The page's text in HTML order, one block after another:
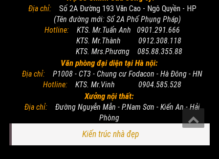
Địa chỉ:Số 2A Đường 193 Văn Cao - Ngô Quyền - HP
(Tên đường mới: Số 2A Phố Phụng Pháp)
Hotline: KTS. Mr.Tuấn Anh 0901.291.666
KTS. Mr.Thành 0912.308.118
KTS. Mrs.Phương 085.88.355.88
Văn phòng đại diện tại Hà nội:
Địa chỉ: P1008 - CT3 - Chung cư Fodacon - Hà Đông - HN
Hotline: KTS. Mr.Vinh 0904.585.528
Xưởng nội thất:
Địa chỉ: Đường Nguyễn Mẫn - P.Nam Sơn - Kiến An - Hải
Phòng
Kiến trúc nhà đẹp